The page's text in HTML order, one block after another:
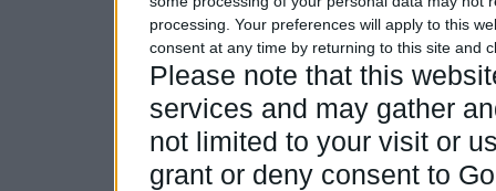
processing. Your preferences will apply to this
consent at any time by returning to this site and
Please note that this
services and may gather
not limited to your visit or
grant or deny consent to